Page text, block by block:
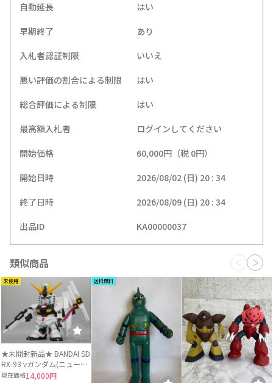
自動延長
はい
早期終了
あり
入札者認証制限
いいえ
悪い評価の割合による制限
はい
総合評価による制限
はい
最高額入札者
ログインしてください
開始価格
60,000円（税 0円）
開始日時
2026/08/02 (日) 20 : 34
終了日時
2026/08/09 (日) 20 : 34
出品ID
KA00000037
類似商品
未使用
★未開封新品★ BANDAI SD
RX-93 νガンダム(ニューガ
ンダム) プレバン限定特典
現在価格14,000円
送料無料